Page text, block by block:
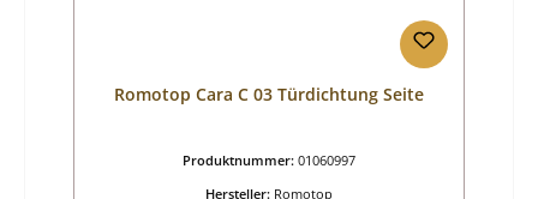
Romotop Cara C 03 Türdichtung Seite
Produktnummer: 01060997
Hersteller: Romotop